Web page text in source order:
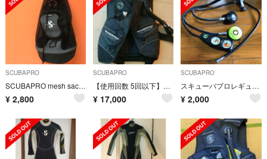
SCUBAPRO
SCUBAPRO mesh sack スキューバプロ
¥ 2,800
SCUBAPRO
【使用回数 5回以下】SCUBAPRO CLASSIC BCD AIR2
¥ 17,000
SCUBAPRO
スキューバプロレギュレータ
¥ 2,000